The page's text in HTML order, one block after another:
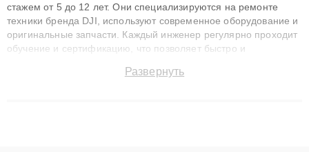
стажем от 5 до 12 лет. Они специализируются на ремонте
техники бренда DJI, используют современное оборудование и
оригинальные запчасти. Каждый инженер регулярно проходит
обучение и сертификацию, что позволяет быстро и
сохранением гарантии до 3 лет. Наши мастера решают
Развернуть